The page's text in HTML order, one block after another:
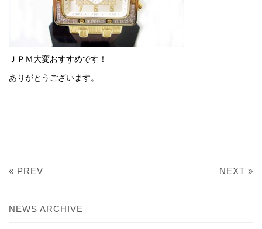
ＪＰＭ大変おすすめです！
ありがとうございます。
« PREV NEXT »
NEWS ARCHIVE